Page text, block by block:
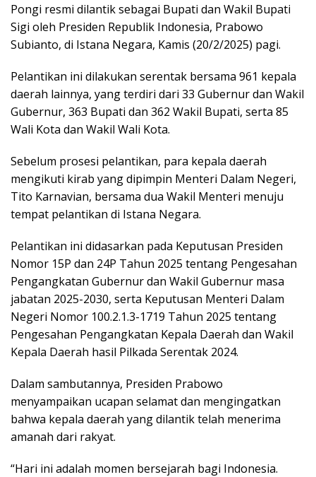
Pongi resmi dilantik sebagai Bupati dan Wakil Bupati
Sigi oleh Presiden Republik Indonesia, Prabowo
Subianto, di Istana Negara, Kamis (20/2/2025) pagi.
Pelantikan ini dilakukan serentak bersama 961 kepala
daerah lainnya, yang terdiri dari 33 Gubernur dan Wakil
Gubernur, 363 Bupati dan 362 Wakil Bupati, serta 85
Wali Kota dan Wakil Wali Kota.
Sebelum prosesi pelantikan, para kepala daerah
mengikuti kirab yang dipimpin Menteri Dalam Negeri,
Tito Karnavian, bersama dua Wakil Menteri menuju
tempat pelantikan di Istana Negara.
Pelantikan ini didasarkan pada Keputusan Presiden
Nomor 15P dan 24P Tahun 2025 tentang Pengesahan
Pengangkatan Gubernur dan Wakil Gubernur masa
jabatan 2025-2030, serta Keputusan Menteri Dalam
Negeri Nomor 100.2.1.3-1719 Tahun 2025 tentang
Pengesahan Pengangkatan Kepala Daerah dan Wakil
Kepala Daerah hasil Pilkada Serentak 2024.
Dalam sambutannya, Presiden Prabowo
menyampaikan ucapan selamat dan mengingatkan
bahwa kepala daerah yang dilantik telah menerima
amanah dari rakyat.
“Hari ini adalah momen bersejarah bagi Indonesia.